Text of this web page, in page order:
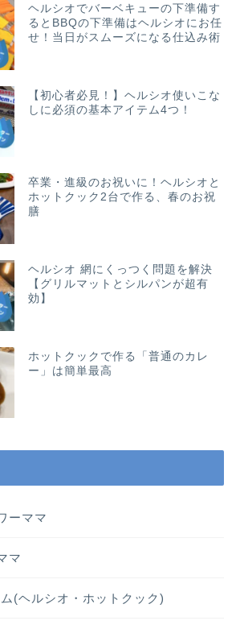
ヘルシオでバーベキューの下準備す
るとBBQの下準備はヘルシオにお任
せ！当日がスムーズになる仕込み術
【初心者必見！】ヘルシオ使いこな
しに必須の基本アイテム4つ！
卒業・進級のお祝いに！ヘルシオと
ホットクック2台で作る、春のお祝
膳
ヘルシオ 網にくっつく問題を解決
【グリルマットとシルパンが超有
効】
ホットクックで作る「普通のカレ
ー」は簡単最高
ーママ
マ
(ヘルシオ・ホットクック)